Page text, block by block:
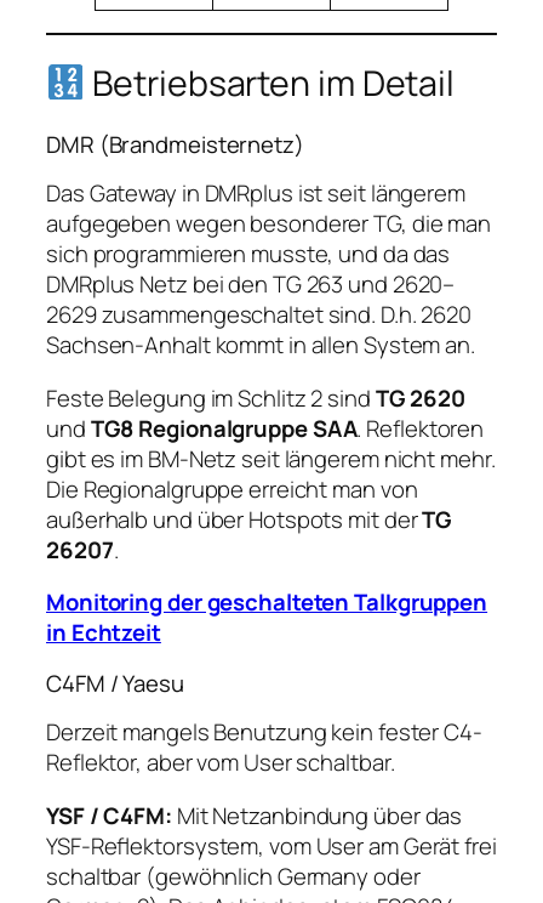
Betriebsarten im Detail
DMR (Brandmeisternetz)
Das Gateway in DMRplus ist seit längerem
aufgegeben wegen besonderer TG, die man
sich programmieren musste, und da das
DMRplus Netz bei den TG 263 und 2620–
2629 zusammengeschaltet sind. D.h. 2620
Sachsen-Anhalt kommt in allen System an.
Feste Belegung im Schlitz 2 sindTG 2620
undTG8 Regionalgruppe SAA. Reflektoren
gibt es im BM-Netz seit längerem nicht mehr.
Die Regionalgruppe erreicht man von
außerhalb und über Hotspots mit derTG
26207.
Monitoring der geschalteten Talkgruppen
in Echtzeit
C4FM / Yaesu
Derzeit mangels Benutzung kein fester C4-
Reflektor, aber vom User schaltbar.
YSF / C4FM: Mit Netzanbindung über das
YSF-Reﬂektorsystem, vom User am Gerät frei
schaltbar (gewöhnlich Germany oder